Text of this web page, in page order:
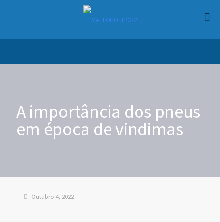
A importância dos pneus
em época de vindimas
Outubro 4, 2022